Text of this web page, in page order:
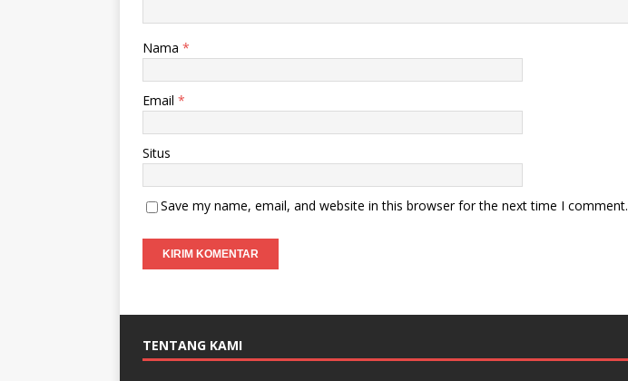
Nama *
Email *
Situs
Save my name, email, and website in this browser for the next time I comment.
TENTANG KAMI